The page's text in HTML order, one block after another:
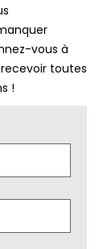
vous à
toutes
!